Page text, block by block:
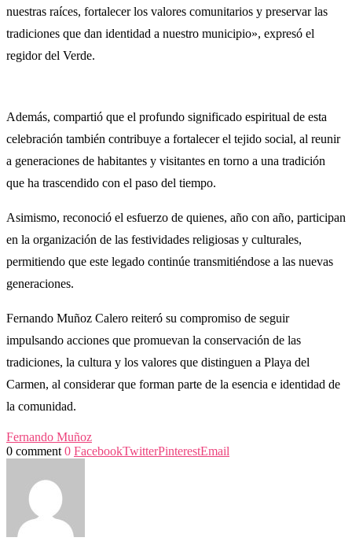
nuestras raíces, fortalecer los valores comunitarios y preservar las
tradiciones que dan identidad a nuestro municipio», expresó el
regidor del Verde.
Además, compartió que el profundo significado espiritual de esta
celebración también contribuye a fortalecer el tejido social, al reunir
a generaciones de habitantes y visitantes en torno a una tradición
que ha trascendido con el paso del tiempo.
Asimismo, reconoció el esfuerzo de quienes, año con año, participan
en la organización de las festividades religiosas y culturales,
permitiendo que este legado continúe transmitiéndose a las nuevas
generaciones.
Fernando Muñoz Calero reiteró su compromiso de seguir
impulsando acciones que promuevan la conservación de las
tradiciones, la cultura y los valores que distinguen a Playa del
Carmen, al considerar que forman parte de la esencia e identidad de
la comunidad.
Fernando Muñoz
0 comment 0 FacebookTwitterPinterestEmail